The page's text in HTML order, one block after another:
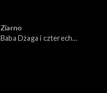
Ziarno
Baba Dżaga i czterech